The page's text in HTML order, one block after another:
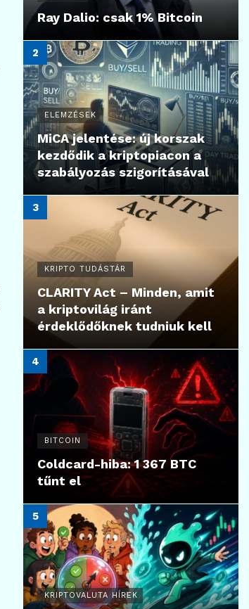
Ray Dalio: csak 1% Bitcoin
ELEMZÉSEK
MiCA jelentése: új korszak
kezdődik a kriptopiacon a
szabályozás szigorításával
KRIPTO TUDÁSTÁR
CLARITY Act – Minden, amit
a kriptovilág iránt
érdeklődőknek tudniuk kell
BITCOIN
Coldcard-hiba: 1 367 BTC
tűnt el
KRIPTOVALUTA HÍREK